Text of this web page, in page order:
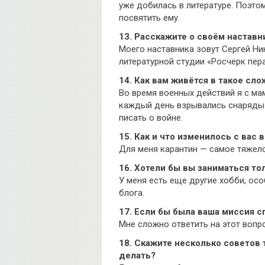
уже добилась в литературе.
посвятить ему.
13. Расскажите о своём
Моего наставника зовут Сергей
литературной студии «Росчерк
14. Как вам живётся в такое
Во время военных действий я с
каждый день взрывались
писать о войне.
15. Как и что изменилось с вас
Для меня карантин — самое
16. Хотели бы вы заниматься
У меня есть еще другие хобби,
блога.
17. Если бы была ваша миссия
Мне сложно ответить на этот
18. Скажите несколько советов
делать?